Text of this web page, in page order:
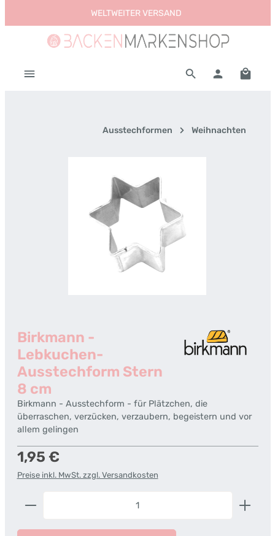
Zum Hauptinhalt springenWELTWEITER VERSAND
Ausstechformen Weihnachten
Birkmann -
Lebkuchen-
Ausstechform Stern
8 cm
Birkmann - Ausstechform - für Plätzchen, die
überraschen, verzücken, verzaubern, begeistern und vor
allem gelingen
Regulärer Preis:
1,95 €
Preise inkl. MwSt. zzgl. Versandkosten
Produkt Anzahl: Gib den gewünschten Wert ein